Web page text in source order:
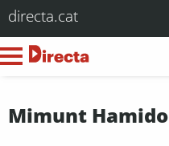
directa.cat
Mimunt Hamido